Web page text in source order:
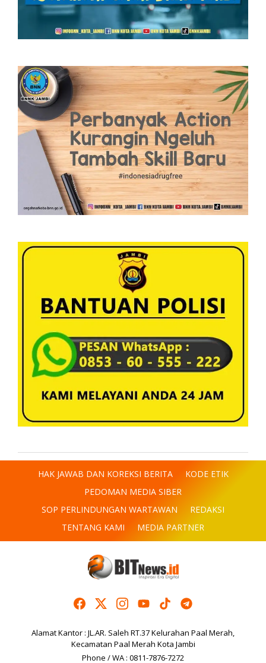
HAK JAWAB DAN KOREKSI BERITA
KODE ETIK
PEDOMAN MEDIA SIBER
SOP PERLINDUNGAN WARTAWAN
REDAKSI
TENTANG KAMI
MEDIA PARTNER
Alamat Kantor : JL.AR. Saleh RT.37 Kelurahan Paal Merah,
Kecamatan Paal Merah Kota Jambi
Phone / WA : 0811-7876-7272